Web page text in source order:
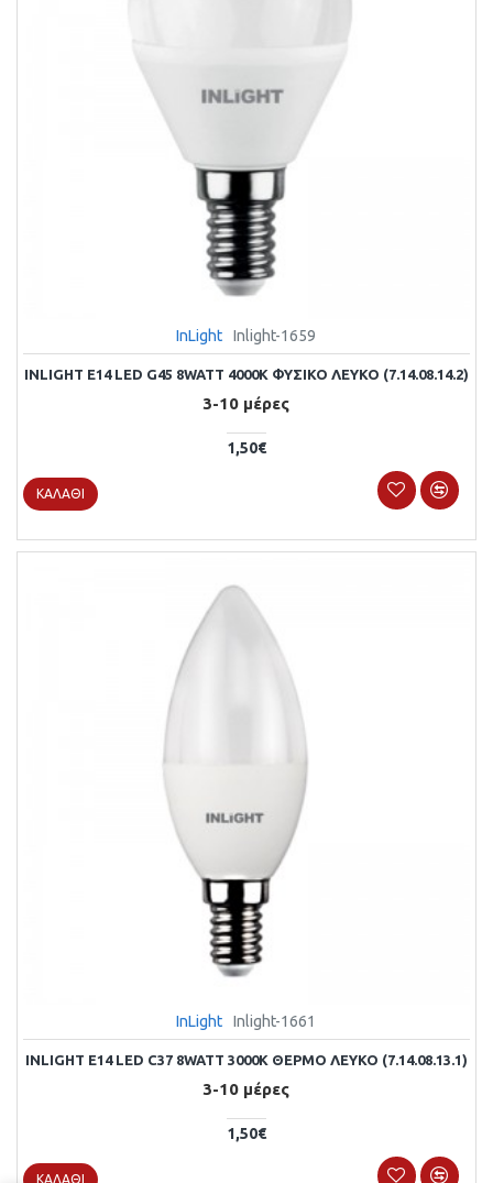
InLight Inlight-1659
INLIGHT E14 LED G45 8WATT 4000K ΦΥΣΙΚΌ ΛΕΥΚΌ (7.14.08.14.2)
3-10 μέρες
1,50€
ΚΑΛΆΘΙ
InLight Inlight-1661
INLIGHT E14 LED C37 8WATT 3000Κ ΘΕΡΜΌ ΛΕΥΚΌ (7.14.08.13.1)
3-10 μέρες
1,50€
ΚΑΛΆΘΙ